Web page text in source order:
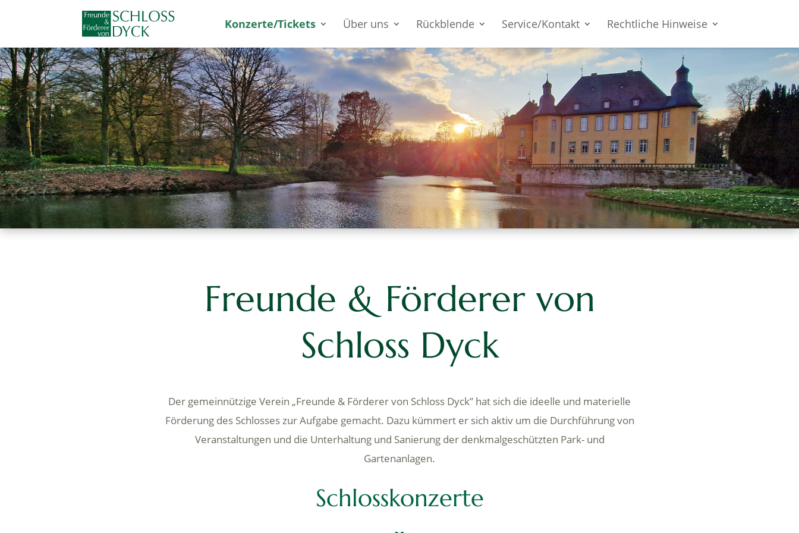
Konzerte/Tickets Über uns Rückblende Service/Kontakt Rechtliche Hinweise
Freunde & Förderer von
Schloss Dyck
Der gemeinnützige Verein „Freunde & Förderer von Schloss Dyck” hat sich die ideelle und materielle
Förderung des Schlosses zur Aufgabe gemacht. Dazu kümmert er sich aktiv um die Durchführung von
Veranstaltungen und die Unterhaltung und Sanierung der denkmalgeschützten Park- und
Gartenanlagen.
Schlosskonzerte